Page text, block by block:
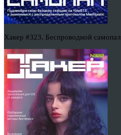
Хакер #323. Беспроводной самопал